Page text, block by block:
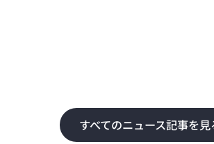
すべてのニュース記事を見